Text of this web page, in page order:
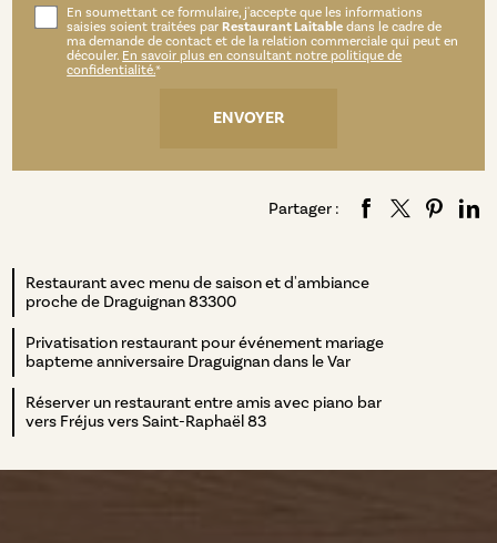
En soumettant ce formulaire, j'accepte que les informations
saisies soient traitées parRestaurant Laitable dans le cadre de
ma demande de contact et de la relation commerciale qui peut en
découler. En savoir plus en consultant notre politique de
confidentialité.*
Partager :
Restaurant avec menu de saison et d'ambiance
proche de Draguignan 83300
Privatisation restaurant pour événement mariage
bapteme anniversaire Draguignan dans le Var
Réserver un restaurant entre amis avec piano bar
vers Fréjus vers Saint-Raphaël 83